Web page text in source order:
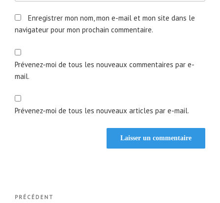
Enregistrer mon nom, mon e-mail et mon site dans le
navigateur pour mon prochain commentaire.
Prévenez-moi de tous les nouveaux commentaires par e-
mail.
Prévenez-moi de tous les nouveaux articles par e-mail.
Navigation
Article
PRÉCÉDENT